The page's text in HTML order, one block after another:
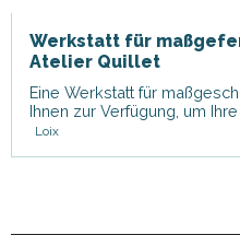
Werkstatt für
Atelier Quillet
Eine Werkstatt für
Ihnen zur Verfügung, um
Loix